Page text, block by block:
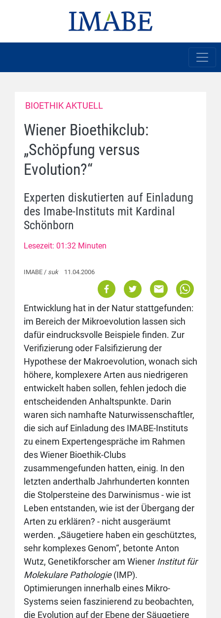
BIOETHIK AKTUELL
Wiener Bioethikclub:
„Schöpfung versus
Evolution?“
Experten diskutierten auf Einladung
des Imabe-Instituts mit Kardinal
Schönborn
Lesezeit: 01:32 Minuten
IMABE / suk11.04.2006
Entwicklung hat in der Natur stattgefunden:
im Bereich der Mikroevolution lassen sich
dafür eindrucksvolle Beispiele finden. Zur
Verifizierung oder Falsifizierung der
Hypothese der Makroevolution, wonach sich
höhere, komplexere Arten aus niedrigeren
entwickelt haben sollen, fehlen jedoch die
entscheidenden Anhaltspunkte. Darin
waren sich namhafte Naturwissenschaftler,
die sich auf Einladung des IMABE-Instituts
zu einem Expertengespräche im Rahmen
des Wiener Bioethik-Clubs
zusammengefunden hatten, einig. In den
letzten anderthalb Jahrhunderten konnten
die Stolpersteine des Darwinismus - wie ist
Leben entstanden, wie ist der Übergang der
Arten zu erklären? - nicht ausgeräumt
werden. „Säugetiere haben ein geschütztes,
sehr komplexes Genom“, betonte Anton
Wutz, Genetikforscher am Wiener Institut für
Molekulare Pathologie(IMP).
Optimierungen innerhalb eines Mikro-
Systems seien faszinierend zu beobachten,
die Evolution auf der Ebene der Säugetiere